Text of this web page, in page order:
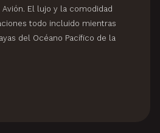
El lujo y la comodidad
todo incluido mientras
del Océano Pacífico de la